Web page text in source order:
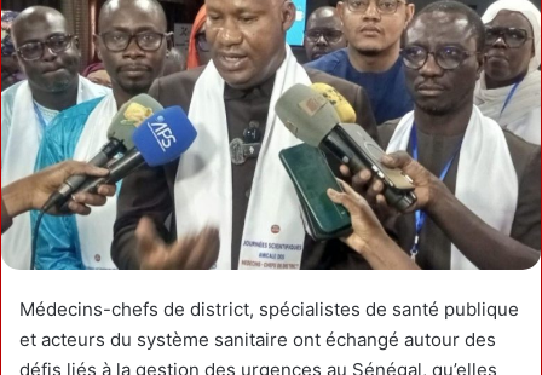
Médecins-chefs de district, spécialistes de santé publique
et acteurs du système sanitaire ont échangé autour des
défis liés à la gestion des urgences au Sénégal, qu’elles